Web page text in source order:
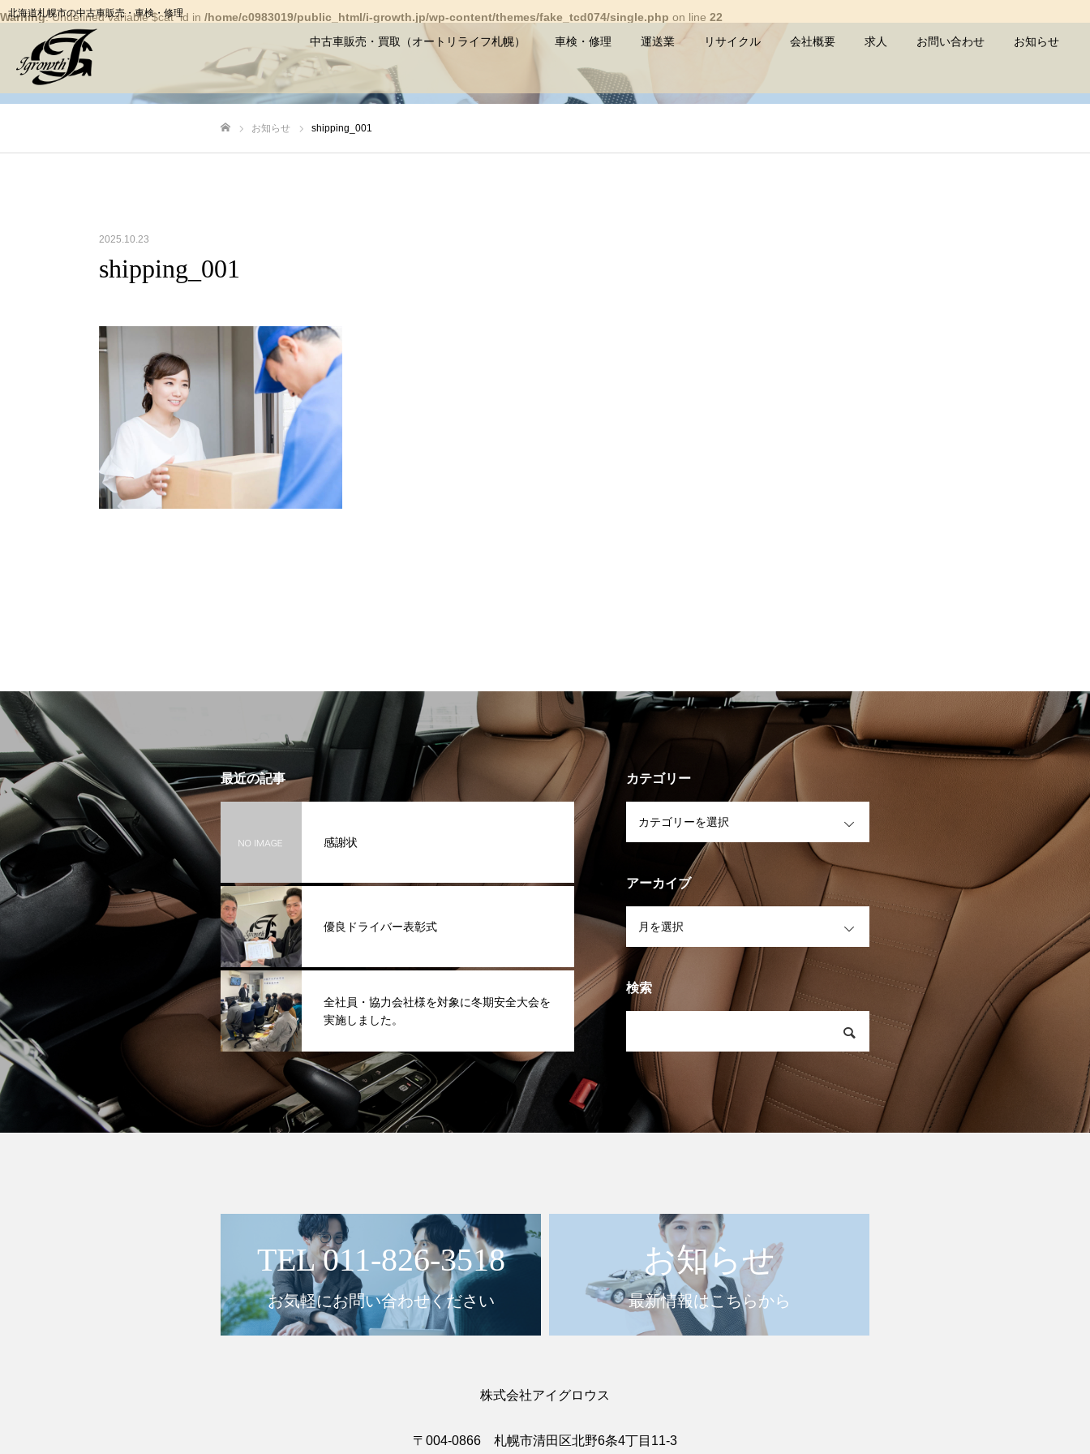
北海道札幌市の中古車販売・車検・修理
中古車販売・買取（オートリライフ札幌） 車検・修理 運送業 リサイクル 会社概要 求人 お問い合わせ お知らせ
Warning: Undefined variable $cat_id in /home/c0983019/public_html/i-growth.jp/wp-content/themes/fake_tcd074/single.php on line 22
お知らせ shipping_001
2025.10.23
shipping_001
最近の記事
感謝状
優良ドライバー表彰式
全社員・協力会社様を対象に冬期安全大会を
実施しました。
カテゴリー
アーカイブ
検索
TEL 011-826-3518
お気軽にお問い合わせください
お知らせ
最新情報はこちらから
株式会社アイグロウス
〒004-0866 札幌市清田区北野6条4丁目11-3